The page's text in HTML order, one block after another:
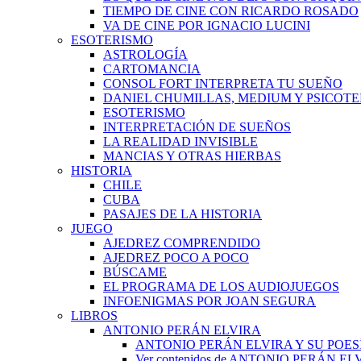
TIEMPO DE CINE CON RICARDO ROSADO
VA DE CINE POR IGNACIO LUCINI
ESOTERISMO
ASTROLOGÍA
CARTOMANCIA
CONSOL FORT INTERPRETA TU SUEÑO
DANIEL CHUMILLAS, MEDIUM Y
ESOTERISMO
INTERPRETACIÓN DE SUEÑOS
LA REALIDAD INVISIBLE
MANCIAS Y OTRAS HIERBAS
HISTORIA
CHILE
CUBA
PASAJES DE LA HISTORIA
JUEGO
AJEDREZ COMPRENDIDO
AJEDREZ POCO A POCO
BÚSCAME
EL PROGRAMA DE LOS AUDIOJUEGOS
INFOENIGMAS POR JOAN SEGURA
LIBROS
ANTONIO PERÁN ELVIRA
ANTONIO PERÁN ELVIRA Y SU